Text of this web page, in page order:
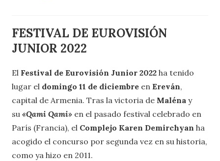
FESTIVAL DE EUROVISIÓN
JUNIOR 2022
El Festival de Eurovisión Junior 2022 ha tenido
lugar el domingo 11 de diciembre en Ereván,
capital de Armenia. Tras la victoria de Maléna y
su «Qami Qami» en el pasado festival celebrado en
París (Francia), el Complejo Karen Demirchyan ha
acogido el concurso por segunda vez en su historia,
como ya hizo en 2011.